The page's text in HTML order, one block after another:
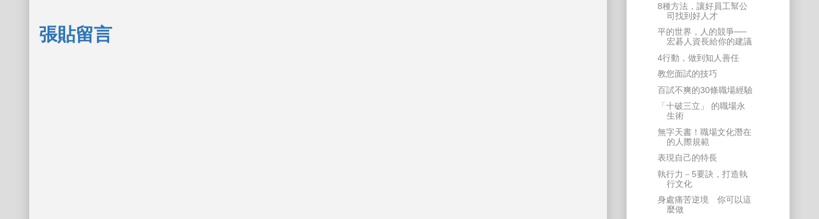
張貼留言
8種方法，讓好員工幫公
司找到好人才
平的世界，人的競爭──
宏碁人資長給你的建議
4行動，做到知人善任
教您面試的技巧
百試不爽的30條職場經驗
「十破三立」 的職場永
生術
無字天書！職場文化潛在
的人際規範
表現自己的特長
執行力－5要訣，打造執
行文化
身處痛苦逆境 你可以這
麼做